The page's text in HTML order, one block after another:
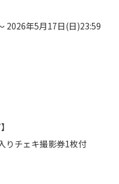
2026年5月17日(日)23:59
りチェキ撮影券1枚付